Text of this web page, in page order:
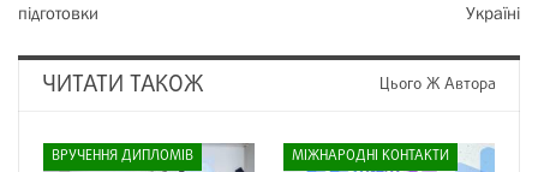
підготовки
Україні
ЧИТАТИ ТАКОЖ Цього Ж Автора
ВРУЧЕННЯ ДИПЛОМІВ МІЖНАРОДНІ КОНТАКТИ